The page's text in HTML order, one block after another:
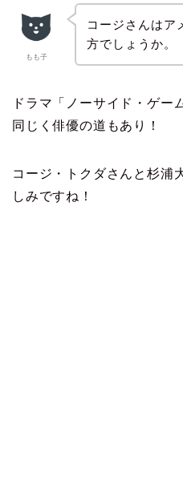
もも子
コージさんはア
方でしょうか。
ドラマ「ノーサイド・ゲー
同じく俳優の道もあり！
コージ・トクダさんと杉浦
しみですね！